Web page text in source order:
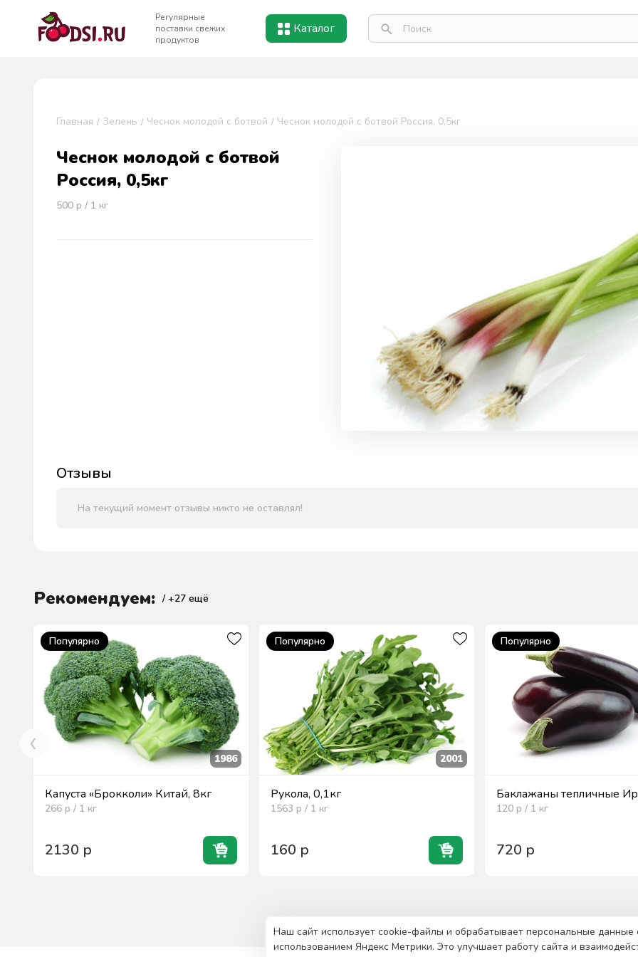
Регулярные
поставки свежих
продуктов
Каталог
Главная Зелень Чеснок молодой с ботвой Чеснок молодой с ботвой Россия, 0,5кг
Чеснок молодой с ботвой
Россия, 0,5кг
500 р / 1 кг
Отзывы
На текущий момент отзывы никто не оставлял!
Рекомендуем: / +27 ещё
Популярно
1986
Капуста «Брокколи» Китай, 8кг
266 р / 1 кг
2130 р
Популярно
2001
Рукола, 0,1кг
1563 р / 1 кг
160 р
Популярно
Баклажаны тепличные
120 р / 1 кг
720 р
Наш сайт использует cookie-файлы и обрабатывает персональные данные
использованием Яндекс Метрики. Это улучшает работу сайта и